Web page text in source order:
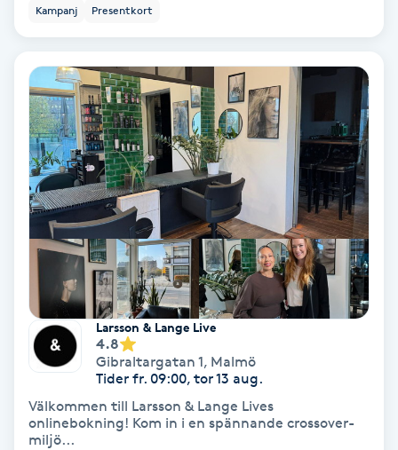
Rosenmetoden
Ryggmassage
Samtalsterapi
Senioryoga
Shiatsu
Singelfransar
Sjukgymnastik
Skalpmassage
Kampanj Presentkort
Larsson & Lange Live
4.8
Gibraltargatan 1, Malmö
Tider fr. 09:00, tor 13 aug.
Välkommen till Larsson & Lange Lives
onlinebokning! Kom in i en spännande crossover-
miljö...